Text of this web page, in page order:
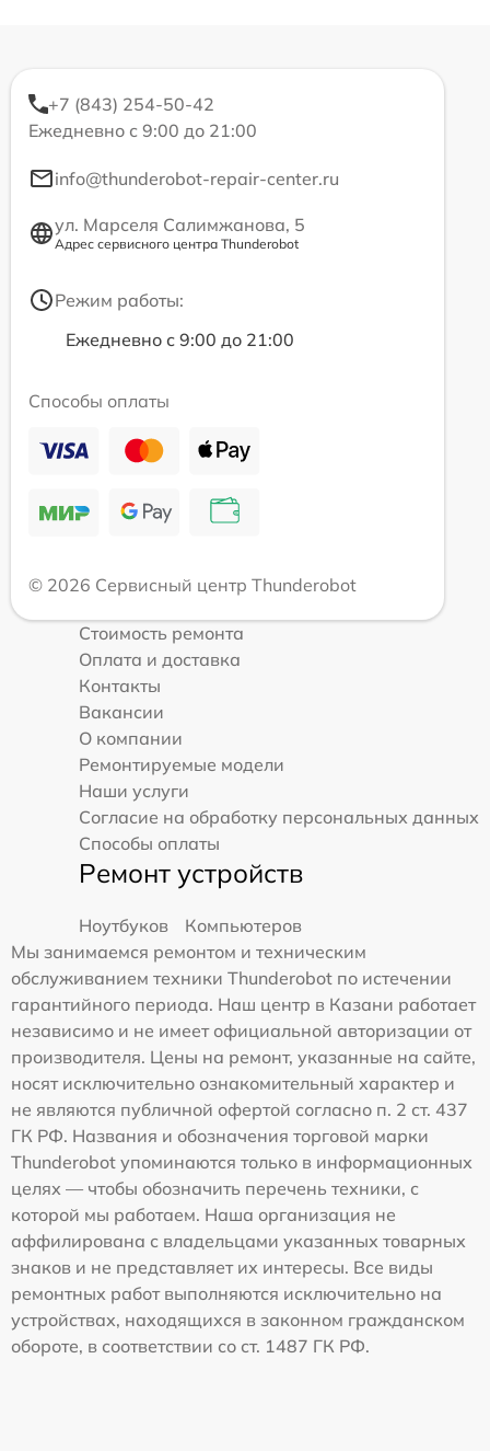
+7 (843) 254-50-42
Ежедневно с 9:00 до 21:00
info@thunderobot-repair-center.ru
ул. Марселя Салимжанова, 5
Адрес сервисного центра Thunderobot
Режим работы:
Ежедневно с 9:00 до 21:00
Способы оплаты
© 2026 Сервисный центр Thunderobot
Стоимость ремонта
Оплата и доставка
Контакты
Вакансии
О компании
Ремонтируемые модели
Наши услуги
Согласие на обработку персональных данных
Способы оплаты
Ремонт устройств
Ноутбуков
Компьютеров
Мы занимаемся ремонтом и техническим
обслуживанием техники Thunderobot по истечении
гарантийного периода. Наш центр в Казани работает
независимо и не имеет официальной авторизации от
производителя. Цены на ремонт, указанные на сайте,
носят исключительно ознакомительный характер и
не являются публичной офертой согласно п. 2 ст. 437
ГК РФ. Названия и обозначения торговой марки
Thunderobot упоминаются только в информационных
целях — чтобы обозначить перечень техники, с
которой мы работаем. Наша организация не
аффилирована с владельцами указанных товарных
знаков и не представляет их интересы. Все виды
ремонтных работ выполняются исключительно на
устройствах, находящихся в законном гражданском
обороте, в соответствии со ст. 1487 ГК РФ.